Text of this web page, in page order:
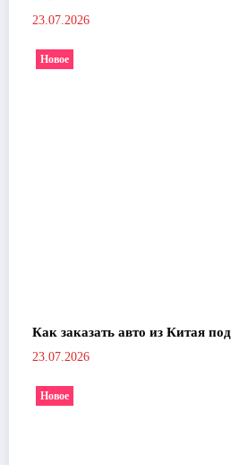
23.07.2026
Новое
Как заказать авто из Китая
23.07.2026
Новое